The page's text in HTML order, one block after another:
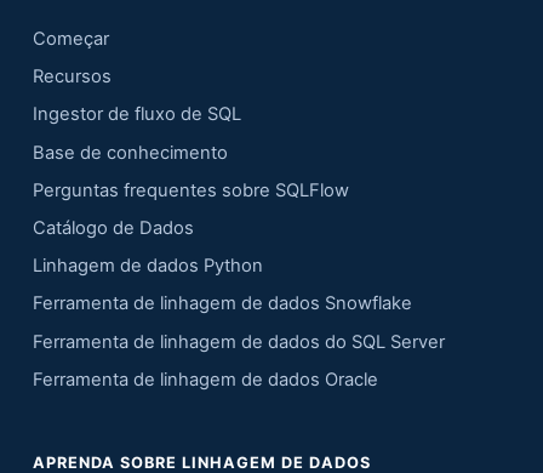
Começar
Recursos
Ingestor de fluxo de SQL
Base de conhecimento
Perguntas frequentes sobre SQLFlow
Catálogo de Dados
Linhagem de dados Python
Ferramenta de linhagem de dados Snowflake
Ferramenta de linhagem de dados do SQL Server
Ferramenta de linhagem de dados Oracle
APRENDA SOBRE LINHAGEM DE DADOS